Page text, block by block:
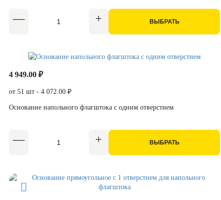
ВЫБРАТЬ
4 949.00 ₽
от 51 шт - 4 072.00 ₽
Основание напольного флагштока с одним отверстием
ВЫБРАТЬ